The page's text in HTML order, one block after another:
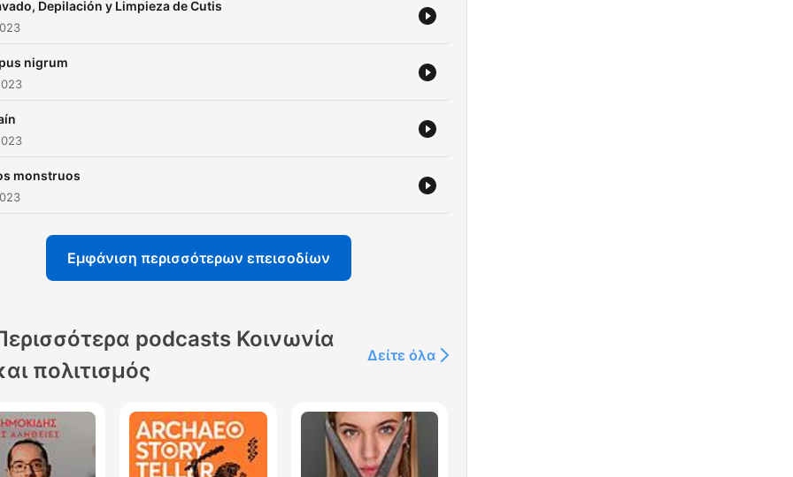
Depilación y Limpieza de Cutis
nigrum
monstruos
Εμφάνιση περισσότερων επεισοδίων
podcasts Κοινωνία
πολιτισμός
Δείτε όλα